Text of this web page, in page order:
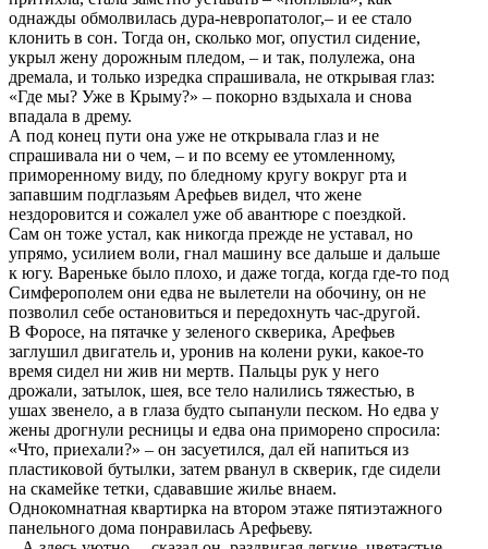
однажды обмолвилась дура-невропатолог,– и ее стало
клонить в сон. Тогда он, сколько мог, опустил сидение,
укрыл жену дорожным пледом, – и так, полулежа, она
дремала, и только изредка спрашивала, не открывая глаз:
«Где мы? Уже в Крыму?» – покорно вздыхала и снова
впадала в дрему.
А под конец пути она уже не открывала глаз и не
спрашивала ни о чем, – и по всему ее утомленному,
приморенному виду, по бледному кругу вокруг рта и
запавшим подглазьям Арефьев видел, что жене
нездоровится и сожалел уже об авантюре с поездкой.
Сам он тоже устал, как никогда прежде не уставал, но
упрямо, усилием воли, гнал машину все дальше и дальше
к югу. Вареньке было плохо, и даже тогда, когда где-то под
Симферополем они едва не вылетели на обочину, он не
позволил себе остановиться и передохнуть час-другой.
В Форосе, на пятачке у зеленого скверика, Арефьев
заглушил двигатель и, уронив на колени руки, какое-то
время сидел ни жив ни мертв. Пальцы рук у него
дрожали, затылок, шея, все тело налились тяжестью, в
ушах звенело, а в глаза будто сыпанули песком. Но едва у
жены дрогнули ресницы и едва она приморено спросила:
«Что, приехали?» – он засуетился, дал ей напиться из
пластиковой бутылки, затем рванул в скверик, где сидели
на скамейке тетки, сдававшие жилье внаем.
Однокомнатная квартирка на втором этаже пятиэтажного
панельного дома понравилась Арефьеву.